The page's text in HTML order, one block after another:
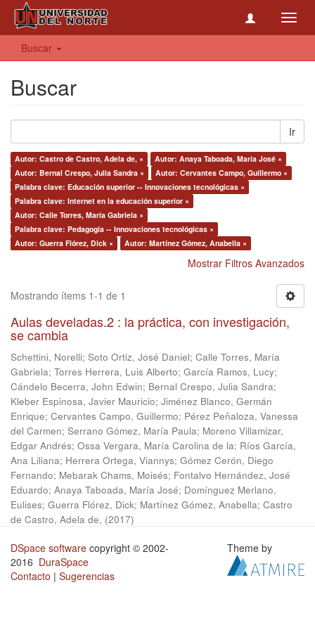
Buscar
Buscar
Ir
Autor: Castro de Castro, Adela de, ×
Autor: Anaya Taboada, María José ×
Autor: Bernal Crespo, Julia Sandra ×
Autor: Cervantes Campo, Guillermo ×
Palabra clave: Educación superior -- Innovaciones tecnológicas ×
Palabra clave: Internet en la educación superior ×
Autor: Calle Torres, María Gabriela ×
Palabra clave: Pedagogía -- Innovaciones tecnológicas ×
Autor: Guerra Flórez, Dick ×
Autor: Martínez Gómez, Anabella ×
Mostrar Filtros Avanzados
Mostrando ítems 1-1 de 1
Aulas develadas.2 : la práctica, con investigación,
se cambia
Schettini, Norelli; Soto Ortiz, José Daniel; Calle Torres, María
Gabriela; Torres Herrera, Luis Alberto; García Ramos, Lucy;
Cándelo Becerra, John Edwin; Bernal Crespo, Julia Sandra;
Kleber Espinosa, Javier Mauricio; Jiménez Blanco, Germán
Enrique; Cervantes Campo, Guillermo; Pérez Peñaloza, Vanessa
del Carmen; Serrano Gómez, María Paula; Moreno Villamizar,
Edgar Andrés; Ossa Vergara, María Carolina de la; Ríos García,
Ana Liliana; Herrera Ortega, Viannys; Gómez Cerón, Diego
Fernando; Mebarak Chams, Moisés; Fontalvo Hernández, José
Eduardo; Anaya Taboada, María José; Domínguez Merlano,
Eulises; Guerra Flórez, Dick; Martínez Gómez, Anabella; Castro
de Castro, Adela de, (2017)
DSpace software copyright © 2002-
2016 DuraSpace
Contacto | Sugerencias
Theme by